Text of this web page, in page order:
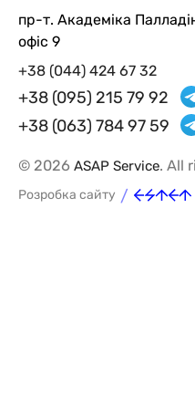
пр-т. Академіка
офіс 9
+38 (044) 424 67 32
+38 (095) 215 79 92
+38 (063) 784 97 59
© 2026 ASAP Service. All
Розробка сайту /